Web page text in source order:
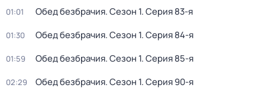
01:01 Обед безбрачия. Сезон 1. Серия 83-я
01:30 Обед безбрачия. Сезон 1. Серия 84-я
01:59 Обед безбрачия. Сезон 1. Серия 85-я
02:29 Обед безбрачия. Сезон 1. Серия 90-я